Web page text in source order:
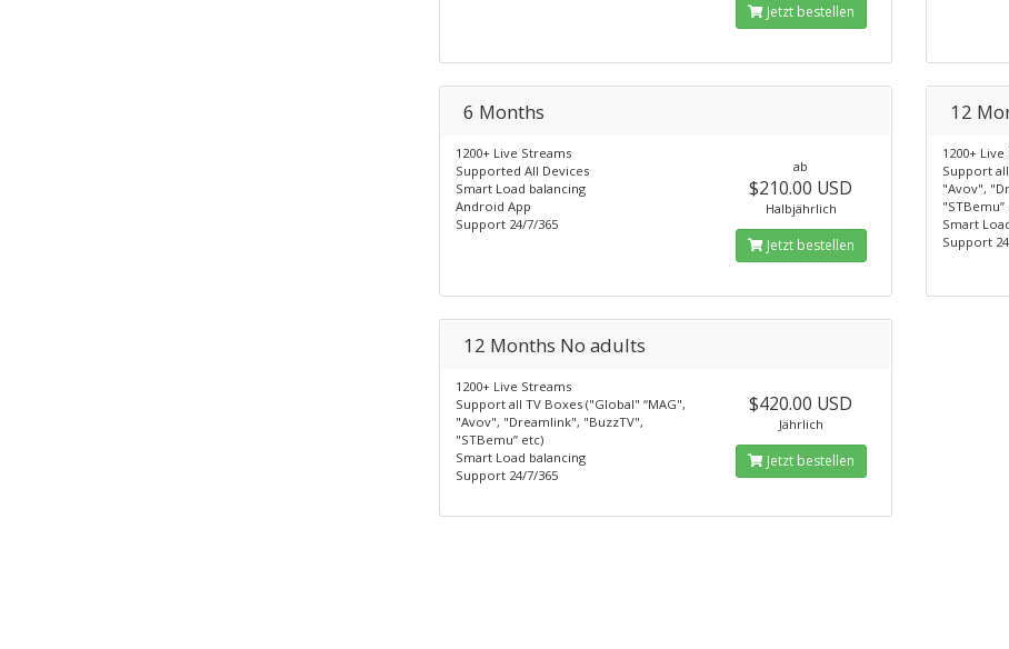
Jetzt bestellen
6 Months
1200+ Live Streams
Supported All Devices
Smart Load balancing
Android App
Support 24/7/365
ab
$210.00 USD
Halbjährlich
Jetzt bestellen
12
1200+
Support
"Avov",
"STBemu”
Smart
Support
12 Months No adults
1200+ Live Streams
Support all TV Boxes ("Global" “MAG",
"Avov", "Dreamlink", "BuzzTV",
"STBemu” etc)
Smart Load balancing
Support 24/7/365
$420.00 USD
Jährlich
Jetzt bestellen